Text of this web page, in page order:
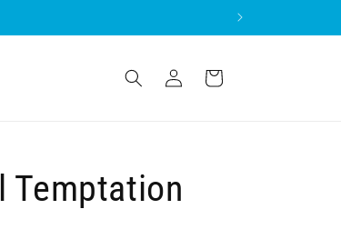
InloggenWinkelwagen
Temptation